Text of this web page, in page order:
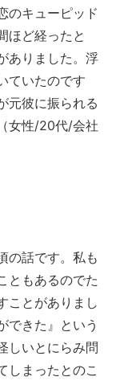
のキューピッド
ほど経ったと
ありました。浮
ていたのです
元彼に振られる
女性/20代/会社
の話です。私も
ともあるのでた
ことがありまし
できた』という
しいとにらみ問
しまったとのこ